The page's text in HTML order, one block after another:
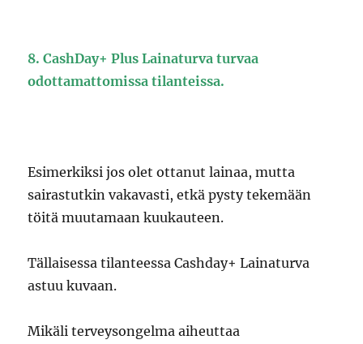
8. CashDay+ Plus Lainaturva turvaa
odottamattomissa tilanteissa.
Esimerkiksi jos olet ottanut lainaa, mutta
sairastutkin vakavasti, etkä pysty tekemään
töitä muutamaan kuukauteen.
Tällaisessa tilanteessa Cashday+ Lainaturva
astuu kuvaan.
Mikäli terveysongelma aiheuttaa